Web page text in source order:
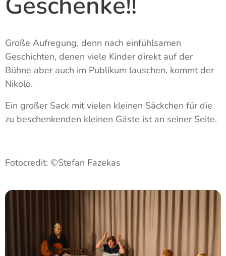
Große Aufregung, denn nach einfühlsamen
Geschichten, denen viele Kinder direkt auf der
Bühne aber auch im Publikum lauschen, kommt der
Nikolo.
Ein großer Sack mit vielen kleinen Säckchen für die
zu beschenkenden kleinen Gäste ist an seiner Seite.
Fotocredit: ©Stefan Fazekas